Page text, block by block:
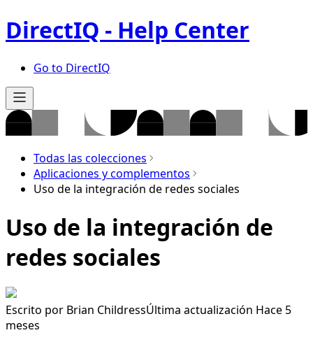
DirectIQ - Help Center
Go to DirectIQ
Todas las colecciones
Aplicaciones y complementos
Uso de la integración de redes sociales
Uso de la integración de
redes sociales
Escrito por Brian ChildressÚltima actualización Hace 5
meses